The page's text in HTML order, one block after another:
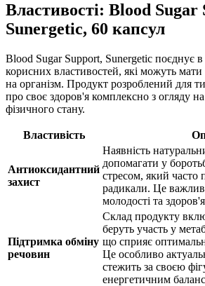
Властивості: Blood Sugar
Sunergetic, 60 капсул
Blood Sugar Support, Sunergetic поєднує в
корисних властивостей, які можуть
на організм. Продукт розроблений для
про своє здоров'я комплексно з огляду на
фізичного стану.
Властивість
Антиоксидантний
захист
Наявність
допомагати у
стресом, який часто
радикали. Це
молодості та
Підтримка обміну
речовин
Склад продукту
беруть участь у
що сприяє
Це особливо
стежить за своєю
енергетичним